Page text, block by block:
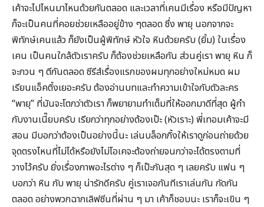
เค้าจะไปไหนมาไหนด้วยกันตลอด และเวลาที่เคนมีเรื่อง หรือมีปัญหา
ก็จะเป็นคนที่คอยช่วยเหลืออยู่ข้าง ๆตลอด ซึ่ง พายุ นอกจากจะ
พิทักษ์เคนแล้ว ก็ยังเป็นผู้พิทักษ์ หัวใจ หินด้วยครับ (ยิ้ม) ในเรื่อง
เคน เป็นคนใกล้ตัวเราครับ ก็ต้องช่วยเหลือกัน ส่วนคู่เรา พายุ หิน ก็
จะกวน ๆ ตีกันตลอด ซีรีส์เรื่องแรกของผมทุกอย่างใหม่หมด ผม
เรียนแอ็คติ้งเยอะครับ ต้องอ่านบทและทำความเข้าใจกับตัวละคร
“พายุ” ที่มันจะโตกว่าตัวเรา ก็พยายามทำเต็มที่ให้ออกมาดีที่สุด ผู้กำ
กับงานเนี๊ยบครับ เรียกว่าทุกอย่างต้องเป๊ะ (หัวเราะ) พี่เทอมเค้าจะมี
สอน มีบอกว่าต้องเป็นอย่างนี้นะ เล่นบล็อกกิ้งให้เราดูก่อนถ่ายด้วย
จุดตรงไหนที่ไม่ได้หรือยังไม่โอเคจะต้องถ่ายจนกว่าจะได้ตรงตามที่
วางไว้ครับ ยิ่งเรื่องภาพอะไรต่าง ๆ ก็เป๊ะกันสุด ๆ เลยครับ แฟน ๆ
บอกว่า หิน กับ พายุ น่ารักดีครับ คู่เราเจอกันทีเราเล่นกัน กัดกัน
ตลอด อย่างพวกฉากเลิฟซีนที่ผ่าน ๆ มา เค้าก็ชอบนะ เราก็จะเขิน ๆ